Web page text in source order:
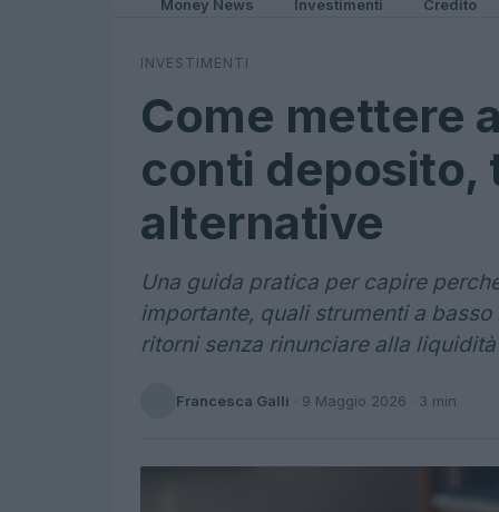
Money News Investimenti Credito
INVESTIMENTI
Come mettere
conti deposito,
alternative
Una guida pratica per capire
importante, quali strumenti a
ritorni senza rinunciare alla liquidità
Francesca Galli · 9 Maggio 2026 · 3 min